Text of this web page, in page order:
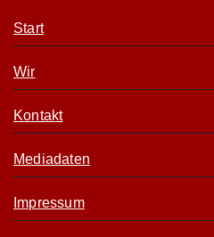
Start
Wir
Kontakt
Mediadaten
Impressum